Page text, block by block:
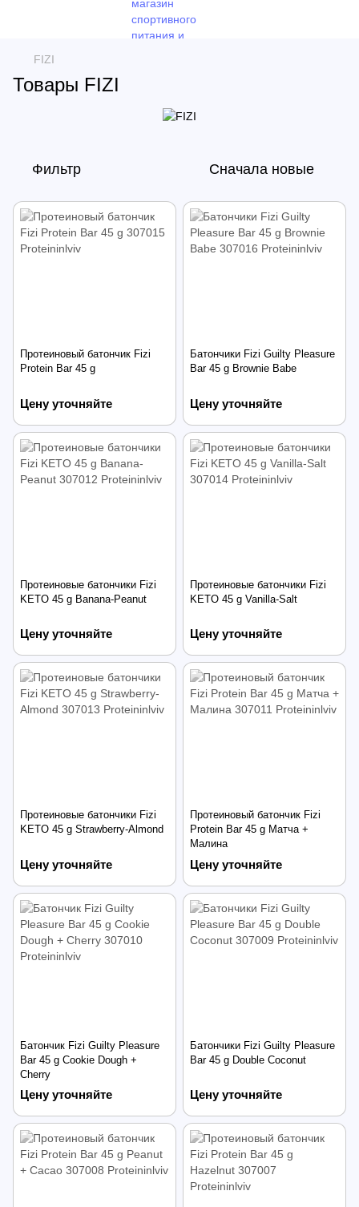
FIZI
Товары FIZI
Фильтр Сначала новые
Протеиновый батончик Fizi
Protein Bar 45 g
Цену уточняйте
Батончики Fizi Guilty Pleasure
Bar 45 g Brownie Babe
Цену уточняйте
Протеиновые батончики Fizi
KETO 45 g Banana-Peanut
Цену уточняйте
Протеиновые батончики Fizi
KETO 45 g Vanilla-Salt
Цену уточняйте
Протеиновые батончики Fizi
KETO 45 g Strawberry-Almond
Цену уточняйте
Протеиновый батончик Fizi
Protein Bar 45 g Матча +
Малина
Цену уточняйте
Батончик Fizi Guilty Pleasure
Bar 45 g Cookie Dough +
Cherry
Цену уточняйте
Батончики Fizi Guilty Pleasure
Bar 45 g Double Coconut
Цену уточняйте